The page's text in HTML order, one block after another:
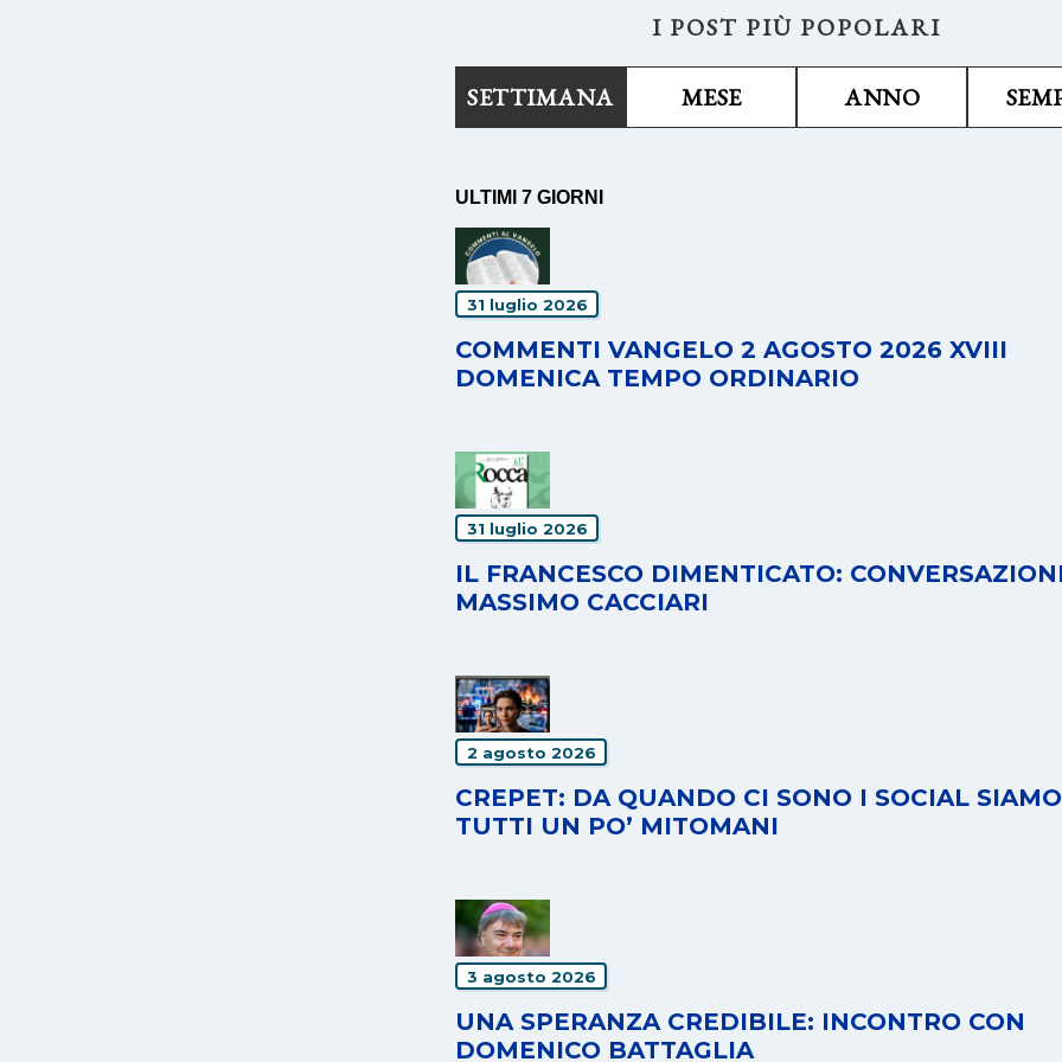
I POST PIÙ POPOLARI
SETTIMANA MESE ANNO
ULTIMI 7 GIORNI
31 luglio 2026
COMMENTI VANGELO 2 AGOSTO 2026 XVIII
DOMENICA TEMPO ORDINARIO
31 luglio 2026
IL FRANCESCO DIMENTICATO:
MASSIMO CACCIARI
2 agosto 2026
CREPET: DA QUANDO CI SONO I SOCIAL SIAMO
TUTTI UN PO’ MITOMANI
3 agosto 2026
UNA SPERANZA CREDIBILE: INCONTRO CON
DOMENICO BATTAGLIA